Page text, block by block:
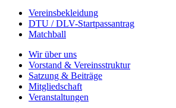
Vereinsbekleidung
DTU / DLV-Startpassantrag
Matchball
Wir über uns
Vorstand & Vereinsstruktur
Satzung & Beiträge
Mitgliedschaft
Veranstaltungen